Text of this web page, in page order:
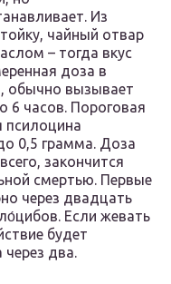
Из
чайный отвар
– тогда вкус
доза в
обычно вызывает
6 часов. Пороговая
псилоцина
0,5 грамма. Доза
закончится
смертью. Первые
через двадцать
Если жевать
будет
два.